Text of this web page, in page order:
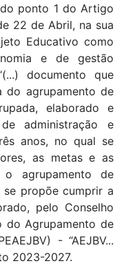
ponto 1 do Artigo
22 de Abril, na sua
Educativo como
e de gestão
documento que
do agrupamento de
elaborado e
administração e
anos, no qual se
as metas e as
agrupamento de
propõe cumprir a
pelo Conselho
do Agrupamento de
- “AEJBV...
2023-2027.